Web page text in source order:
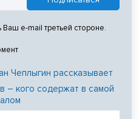
Ваш e-mail третьей стороне.
Чеплыгин рассказывает
– кого содержат в самой